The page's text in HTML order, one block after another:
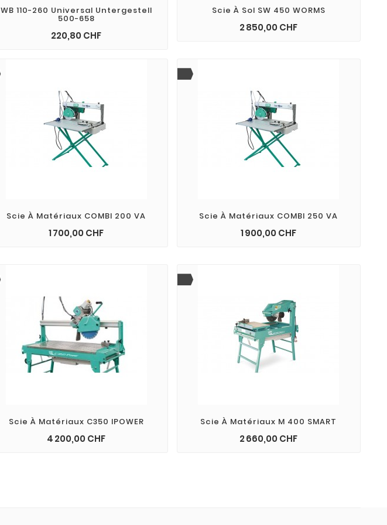
WB 110-260 Universal Untergestell
500-658
220,80 CHFPrix
add_shopping_cart
Scie À Sol SW 450 WORMS
2 850,00 CHFPrix
add_shopping_cart
Scie À Matériaux COMBI 200 VA
1 700,00 CHFPrix
add_shopping_cart
Scie À Matériaux COMBI 250 VA
1 900,00 CHFPrix
add_shopping_cart
Scie À Matériaux C350 IPOWER
4 200,00 CHFPrix
add_shopping_cart
Scie À Matériaux M 400 SMART
2 660,00 CHFPrix
add_shopping_cart